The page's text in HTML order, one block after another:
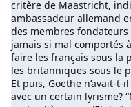
critère de Maastricht,
ambassadeur allemand
des membres fondateurs
jamais si mal comportés
faire les français sous la
les britanniques sous le
Et puis, Goethe n’avait-
avec un certain lyrisme?